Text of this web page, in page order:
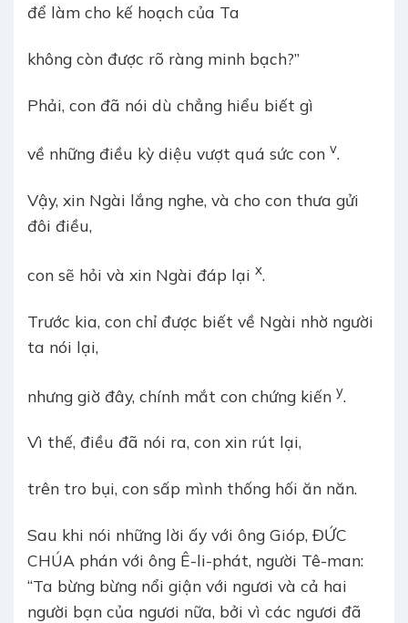
để làm cho kế hoạch của Ta
không còn được rõ ràng minh bạch?”
Phải, con đã nói dù chẳng hiểu biết gì
về những điều kỳ diệu vượt quá sức con v.
Vậy, xin Ngài lắng nghe, và cho con thưa gửi
đôi điều,
con sẽ hỏi và xin Ngài đáp lại x.
Trước kia, con chỉ được biết về Ngài nhờ người
ta nói lại,
nhưng giờ đây, chính mắt con chứng kiến y.
Vì thế, điều đã nói ra, con xin rút lại,
trên tro bụi, con sấp mình thống hối ăn năn.
Sau khi nói những lời ấy với ông Gióp, ĐỨC
CHÚA phán với ông Ê-li-phát, người Tê-man:
“Ta bừng bừng nổi giận với ngươi và cả hai
người bạn của ngươi nữa, bởi vì các ngươi đã